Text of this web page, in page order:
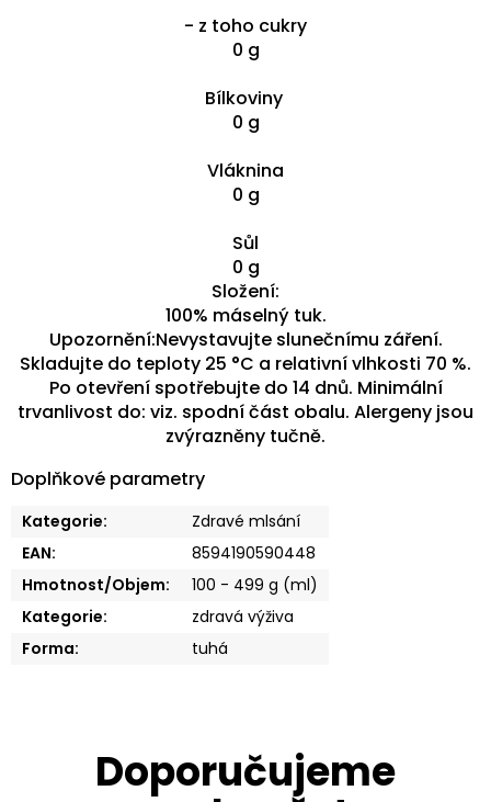
- z toho cukry
0 g
Bílkoviny
0 g
Vláknina
0 g
Sůl
0 g
Složení:
100% máselný tuk.
Upozornění:Nevystavujte slunečnímu záření.
Skladujte do teploty 25 °C a relativní vlhkosti 70 %.
Po otevření spotřebujte do 14 dnů. Minimální
trvanlivost do: viz. spodní část obalu. Alergeny jsou
zvýrazněny tučně.
Doplňkové parametry
Kategorie:
Zdravé mlsání
EAN:
8594190590448
Hmotnost/Objem:
100 - 499 g (ml)
Kategorie:
zdravá výživa
Forma: tuhá